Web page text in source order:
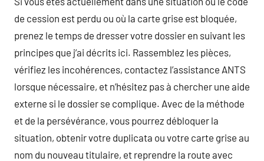
de cession est perdu ou où la carte grise est bloquée,
prenez le temps de dresser votre dossier en suivant les
principes que j’ai décrits ici. Rassemblez les pièces,
vérifiez les incohérences, contactez l’assistance ANTS
lorsque nécessaire, et n’hésitez pas à chercher une aide
externe si le dossier se complique. Avec de la méthode
et de la persévérance, vous pourrez débloquer la
situation, obtenir votre duplicata ou votre carte grise au
nom du nouveau titulaire, et reprendre la route avec